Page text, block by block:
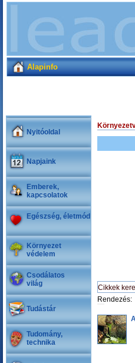
Alapinfo
Nyitóoldal
Napjaink
Emberek,
kapcsolatok
Egészség, életmód
Környezet
védelem
Csodálatos
világ
Tudástár
Tudomány,
technika
Rendezés: